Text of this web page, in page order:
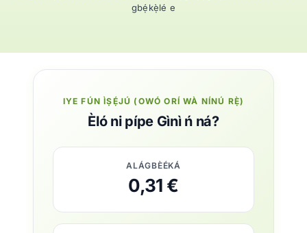
gbẹ́kẹ̀lé e
IYE FÚN ÌṢẸ́JÚ (OWÓ ORÍ WÀ NÍNÚ RẸ̀)
Èló ni pípe Gìnì ń ná?
ALÁGBÈÉKÁ
0,31 €